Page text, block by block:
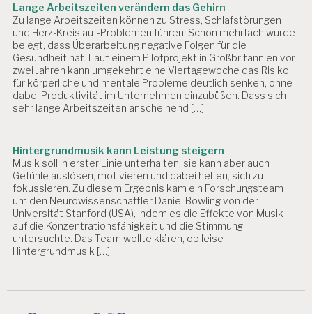
Lange Arbeitszeiten verändern das Gehirn
Zu lange Arbeitszeiten können zu Stress, Schlafstörungen
und Herz-Kreislauf-Problemen führen. Schon mehrfach wurde
belegt, dass Überarbeitung negative Folgen für die
Gesundheit hat. Laut einem Pilotprojekt in Großbritannien vor
zwei Jahren kann umgekehrt eine Viertagewoche das Risiko
für körperliche und mentale Probleme deutlich senken, ohne
dabei Produktivität im Unternehmen einzubüßen. Dass sich
sehr lange Arbeitszeiten anscheinend […]
Hintergrundmusik kann Leistung steigern
Musik soll in erster Linie unterhalten, sie kann aber auch
Gefühle auslösen, motivieren und dabei helfen, sich zu
fokussieren. Zu diesem Ergebnis kam ein Forschungsteam
um den Neurowissenschaftler Daniel Bowling von der
Universität Stanford (USA), indem es die Effekte von Musik
auf die Konzentrationsfähigkeit und die Stimmung
untersuchte. Das Team wollte klären, ob leise
Hintergrundmusik […]